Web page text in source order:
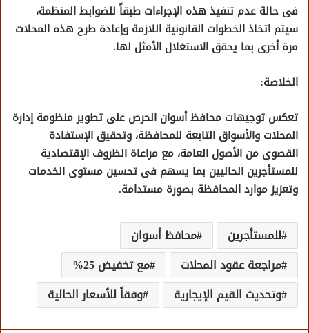
فى حالة عدم تنفيذ هذه الإجراءات طبقاً للضوابط المنظمة،
سيتم اتخاذ الخطوات القانونية اللازمة وإعادة طرح هذه المحلات
مرة أخرى بما يحقق الاستغلال الأمثل لها.
الخلاصة:
تعكس توجيهات محافظ أسوان الحرص على تطوير منظومة إدارة
المحلات والأسواق التابعة للمحافظة، وتحقيق الإستفادة
القصوى من الأصول العامة، مع مراعاة الظروف الإقتصادية
للمستأجرين الحاليين بما يسهم فى تحسين مستوى الخدمات
وتعزيز موارد المحافظة بصورة مستدامة.
للمستأجرين
محافظ أسوان
مراجعة عقود المحلات
مع تخفيض 25%
وتحديث القيم الإيجارية
وفقاً للأسعار الحالية